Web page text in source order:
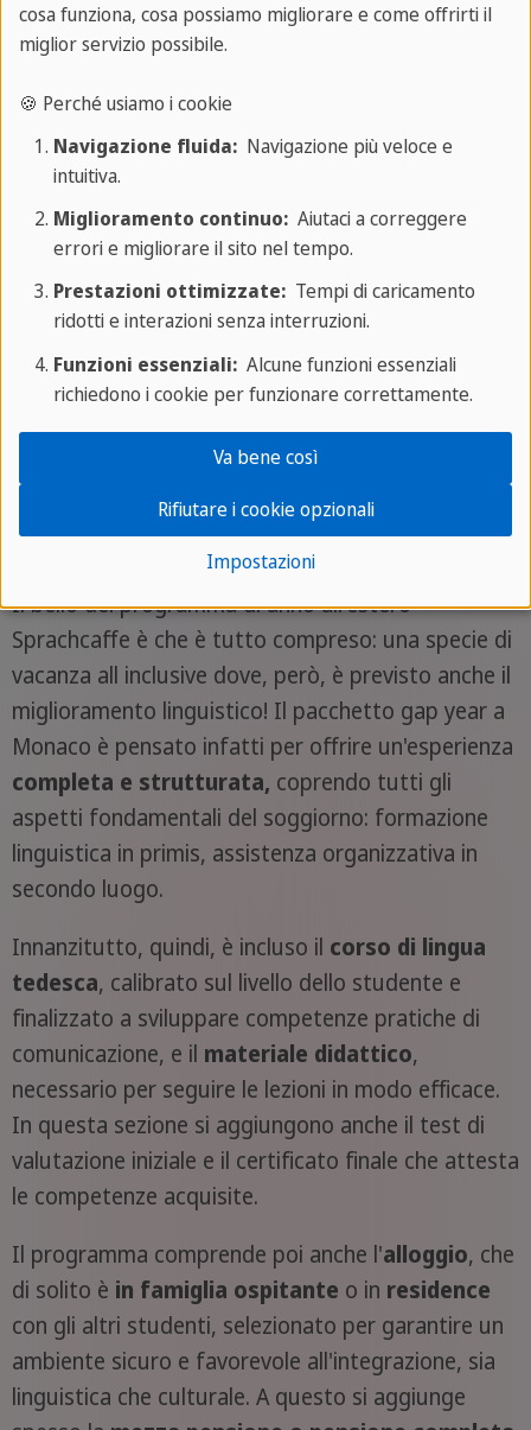
Dopodiché, non ti resta che inserire tutti i dati
personali e le preferenze di viaggio nel form di
iscrizione, inviare e ricevere direttamente il
preventivo completo.
necessaria, essendo la Germania un Paese parte
dell'Unione Europea, i cittadini italiano non
necessitano di visto. Devono comunque, però.,
registrare la propria residenza una volta arrivati
(Anmeldung) e, se il soggiorno è prolungato,
attivare un'assicurazione sanitaria valida sul
territorio tedesco.
Cosa è incluso nel nostro pacchetto
Il bello del programma di anno all'estero
Sprachcaffe è che è tutto compreso: una specie di
vacanza all inclusive dove, però, è previsto anche il
miglioramento linguistico! Il pacchetto gap year a
Monaco è pensato infatti per offrire un'esperienza
completa e strutturata, coprendo tutti gli
aspetti fondamentali del soggiorno: formazione
linguistica in primis, assistenza organizzativa in
secondo luogo.
Innanzitutto, quindi, è incluso il corso di lingua
tedesca, calibrato sul livello dello studente e
finalizzato a sviluppare competenze pratiche di
comunicazione, e il materiale didattico,
necessario per seguire le lezioni in modo efficace.
In questa sezione si aggiungono anche il test di
valutazione iniziale e il certificato finale che attesta
le competenze acquisite.
Il programma comprende poi anche l'alloggio, che
di solito è in famiglia ospitante o in residence
con gli altri studenti, selezionato per garantire un
ambiente sicuro e favorevole all'integrazione, sia
linguistica che culturale. A questo si aggiunge
cosa funziona, cosa possiamo migliorare e come offrirti il
miglior servizio possibile.
🍪 Perché usiamo i cookie
Navigazione fluida:Navigazione più veloce e
intuitiva.
Miglioramento continuo:Aiutaci a correggere
errori e migliorare il sito nel tempo.
Prestazioni ottimizzate:Tempi di caricamento
ridotti e interazioni senza interruzioni.
Funzioni essenziali:Alcune funzioni essenziali
richiedono i cookie per funzionare correttamente.
Impostazioni
Rifiutare i cookie opzionali
Va bene così